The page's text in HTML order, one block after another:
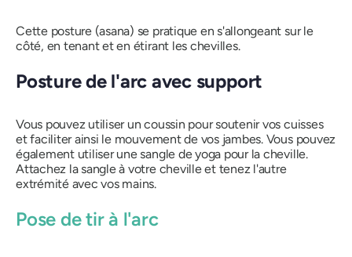
Cette posture (asana) se pratique en s'allongeant sur le
côté, en tenant et en étirant les chevilles.
Posture de l'arc avec support
Vous pouvez utiliser un coussin pour soutenir vos cuisses
et faciliter ainsi le mouvement de vos jambes. Vous pouvez
également utiliser une sangle de yoga pour la cheville.
Attachez la sangle à votre cheville et tenez l'autre
extrémité avec vos mains.
Pose de tir à l'arc